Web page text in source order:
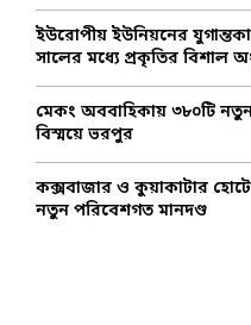
ইউরোপীয় ইউনিয়নের
সালের মধ্যে প্রকৃতির বিশাল
মেকং অববাহিকায় ৩৮০টি
বিস্ময়ে ভরপুর
কক্সবাজার ও কুয়াকাটার
নতুন পরিবেশগত মানদণ্ড